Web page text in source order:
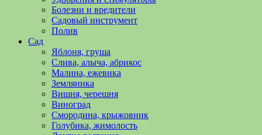
уходу
овощами,
растениями
Поможем
обустройстве
Болезни и вредители
Садовый инструмент
Полив
Сад
Яблоня, груша
Слива, алыча, абрикос
Малина, ежевика
Земляника
Вишня, черешня
Виноград
Смородина, крыжовник
Голубика, жимолость